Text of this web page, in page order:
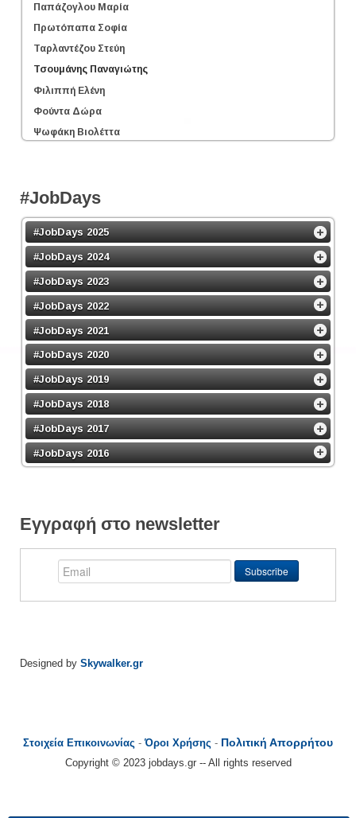
Παπάζογλου Μαρία
Πρωτόπαπα Σοφία
Ταρλαντέζου Στεύη
Τσουμάνης Παναγιώτης
Φιλιππή Ελένη
Φούντα Δώρα
Ψωφάκη Βιολέττα
#JobDays
#JobDays 2025
#JobDays 2024
#JobDays 2023
#JobDays 2022
#JobDays 2021
#JobDays 2020
#JobDays 2019
#JobDays 2018
#JobDays 2017
#JobDays 2016
Εγγραφή στο newsletter
Designed by Skywalker.gr
Στοιχεία Επικοινωνίας -Όροι Χρήσης - Πολιτική Απορρήτου
Copyright © 2023 jobdays.gr -- All rights reserved